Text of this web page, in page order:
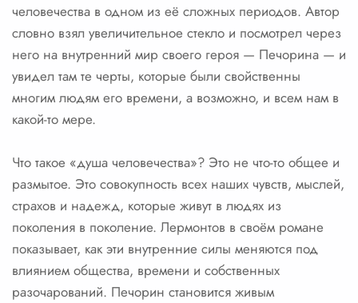
человечества в одном из её сложных периодов. Автор
словно взял увеличительное стекло и посмотрел через
него на внутренний мир своего героя — Печорина — и
увидел там те черты, которые были свойственны
многим людям его времени, а возможно, и всем нам в
какой-то мере.
Что такое «душа человечества»? Это не что-то общее и
размытое. Это совокупность всех наших чувств, мыслей,
страхов и надежд, которые живут в людях из
поколения в поколение. Лермонтов в своём романе
показывает, как эти внутренние силы меняются под
влиянием общества, времени и собственных
разочарований. Печорин становится живым